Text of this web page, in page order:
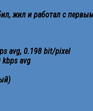
жил и работал с
avg, 0.198 bit/pixel
kbps avg